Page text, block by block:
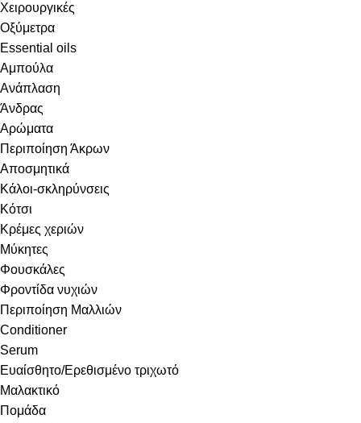
Χειρουργικές
Οξύμετρα
Essential oils
Αμπούλα
Ανάπλαση
Άνδρας
Αρώματα
Περιποίηση Άκρων
Αποσμητικά
Κάλοι-σκληρύνσεις
Κότσι
Κρέμες χεριών
Μύκητες
Φουσκάλες
Φροντίδα νυχιών
Περιποίηση Μαλλιών
Conditioner
Serum
Ευαίσθητο/Ερεθισμένο τριχωτό
Μαλακτικό
Πομάδα